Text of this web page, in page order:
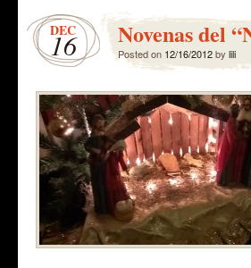
DEC
16 Novenas del
Posted on 12/16/2012by lili